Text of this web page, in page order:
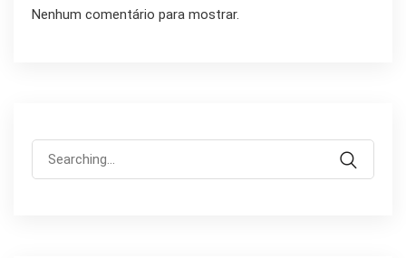
Nenhum comentário para mostrar.
Search
for: